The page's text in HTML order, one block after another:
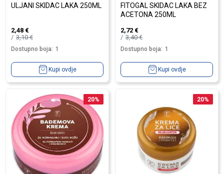
ULJANI SKIDAC LAKA 250ML
2,48 €
3,10€
Dostupno boja: 1
Kupi ovdje
FITOGAL SKIDAC LAKA BEZ
ACETONA 250ML
2,72 €
3,40€
Dostupno boja: 1
Kupi ovdje
20% 20%